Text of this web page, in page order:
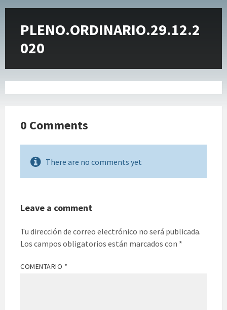
PLENO.ORDINARIO.29.12.2
020
0 Comments
There are no comments yet
Leave a comment
Tu dirección de correo electrónico no será publicada.
Los campos obligatorios están marcados con *
COMENTARIO *